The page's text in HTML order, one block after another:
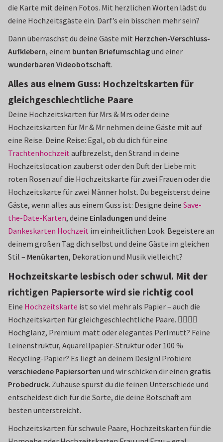
die Karte mit deinen Fotos. Mit herzlichen Worten lädst du
deine Hochzeitsgäste ein. Darf’s ein bisschen mehr sein?
Dann überraschst du deine Gäste mit Herzchen-Verschluss-
Aufklebern, einem bunten Briefumschlagund einer
wunderbaren Videobotschaft.
Alles aus einem Guss: Hochzeitskarten für
gleichgeschlechtliche Paare
Deine Hochzeitskarten für Mrs & Mrs oder deine
Hochzeitskarten für Mr & Mr nehmen deine Gäste mit auf
eine Reise. Deine Reise: Egal, ob du dich für eine
Trachtenhochzeit aufbrezelst, den Strand in deine
Hochzeitslocation zauberst oder den Duft der Liebe mit
roten Rosen auf die Hochzeitskarte für zwei Frauen oder die
Hochzeitskarte für zwei Männer holst. Du begeisterst deine
Gäste, wenn alles aus einem Guss ist: Designe deine Save-
the-Date-Karten, deine Einladungen und deine
Dankeskarten Hochzeit im einheitlichen Look. Begeistere an
deinem großen Tag dich selbst und deine Gäste im gleichen
Stil – Menükarten, Dekoration und Musik vielleicht?
Hochzeitskarte lesbisch oder schwul. Mit der
richtigen Papiersorte wird sie richtig cool
Eine Hochzeitskarte ist so viel mehr als Papier – auch die
Hochzeitskarten für gleichgeschlechtliche Paare. 👩‍❤️‍💋‍👩
Hochglanz, Premium matt oder elegantes Perlmutt? Feine
Leinenstruktur, Aquarellpapier-Struktur oder 100 %
Recycling-Papier? Es liegt an deinem Design! Probiere
verschiedene Papiersorten und wir schicken dir einen gratis
Probedruck. Zuhause spürst du die feinen Unterschiede und
entscheidest dich für die Sorte, die deine Botschaft am
besten unterstreicht.
Hochzeitskarten für schwule Paare, Hochzeitskarten für die